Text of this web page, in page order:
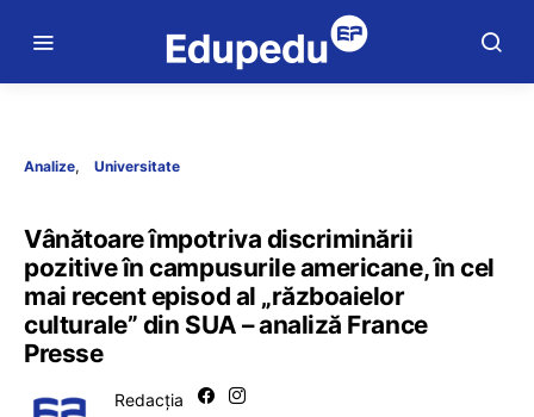
Analize Universitate
Vânătoare împotriva discriminării
pozitive în campusurile americane, în cel
mai recent episod al „războaielor
culturale” din SUA – analiză France
Presse
Redacția